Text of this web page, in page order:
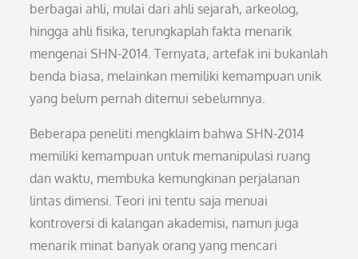
berbagai ahli, mulai dari ahli sejarah, arkeolog,
hingga ahli fisika, terungkaplah fakta menarik
mengenai SHN-2014. Ternyata, artefak ini bukanlah
benda biasa, melainkan memiliki kemampuan unik
yang belum pernah ditemui sebelumnya.
Beberapa peneliti mengklaim bahwa SHN-2014
memiliki kemampuan untuk memanipulasi ruang
dan waktu, membuka kemungkinan perjalanan
lintas dimensi. Teori ini tentu saja menuai
kontroversi di kalangan akademisi, namun juga
menarik minat banyak orang yang mencari